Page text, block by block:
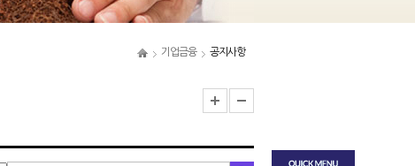
기업금융 공지사항